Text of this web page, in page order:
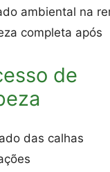
ambiental na
completa após
de
das calhas